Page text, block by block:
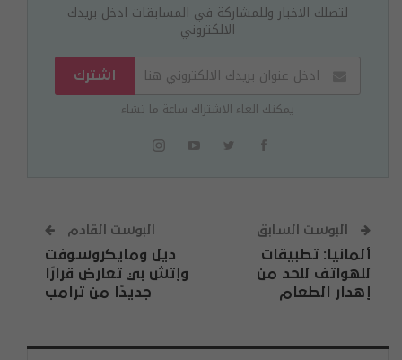
لتصلك الاخبار وللمشاركة في المسابقات ادخل بريدك
الالكتروني
اشترك
يمكنك الغاء الاشتراك ساعة ما تشاء
البوست السابق
ألمانيا: تطبيقات
للهواتف للحد من
إهدار الطعام
البوست القادم
ديل ومايكروسوفت
وإتش بي تعارض قرارًا
جديدًا من ترامب